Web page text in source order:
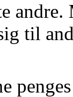
andre.
til